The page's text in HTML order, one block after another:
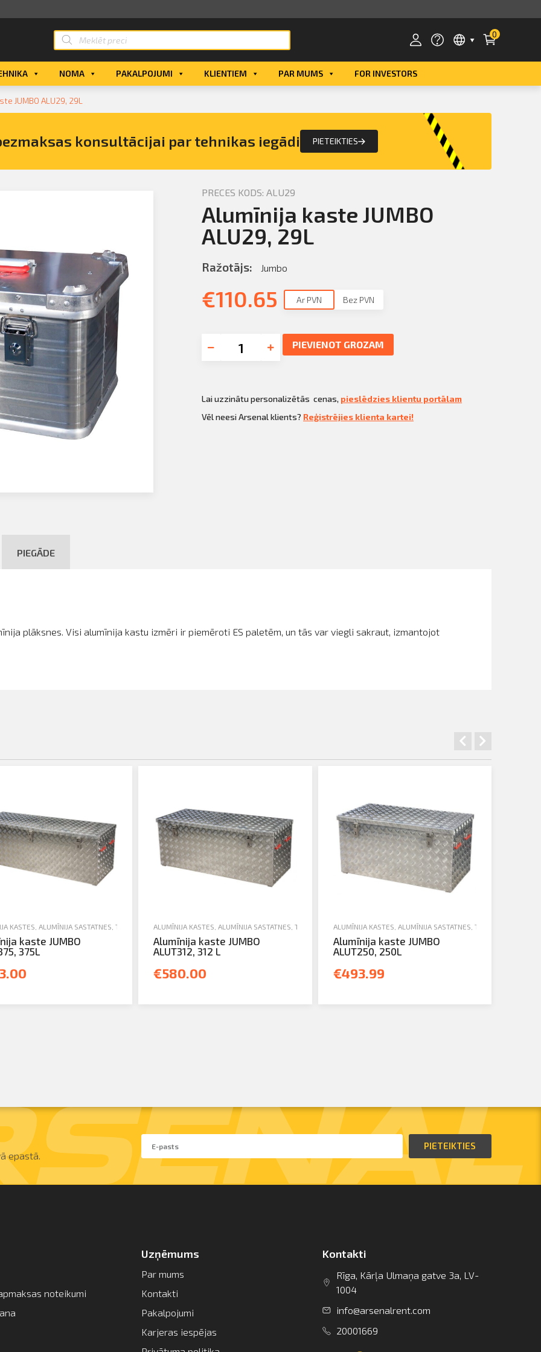
0
eParaksts
eParaksts mobile
NOMA PAKALPOJUMI KLIENTIEM PAR MUMS FOR INVESTORS
JUMBO ALU29, 29L
konsultācijai par tehnikas iegādi PIETEIKTIES
PRECES KODS: ALU29
Alumīnija kaste JUMBO
ALU29, 29L
Ražotājs: Jumbo
€110.65 Ar PVN Bez PVN
PIEVIENOT GROZAM
Lai uzzinātu personalizētās cenas, pieslēdzies klientu portālam
Vēl neesi Arsenal klients? Reģistrējies klienta kartei!
PIEGĀDE
plāksnes. Visi alumīnija kastu izmēri ir piemēroti ES paletēm, un tās var viegli sakraut, izmantojot
TORŅI,JAUNA TEHNIKA
KASTES ALUMĪNIJA SASTATNES, TREPES, KASTES UN TORŅI,JAUNA TEHNIKA
kaste JUMBO
375L
ALUMĪNIJA KASTES ALUMĪNIJA SASTATNES, TREPES, KASTES UN TORŅI,JAUNA TEHNIKA
Alumīnija kaste JUMBO
ALUT312, 312 L
€580.00
ALUMĪNIJA KASTES ALUMĪNIJA SASTATNES, TREPES, KASTES
Alumīnija kaste JUMBO
ALUT250, 250L
€493.99
epastā.
PIETEIKTIES
noteikumi
Uzņēmums
Par mums
Kontakti
Pakalpojumi
Karjeras iespējas
Kontakti
Rīga, Kārļa Ulmaņa gatve 3a, LV-
1004
info@arsenalrent.com
20001669